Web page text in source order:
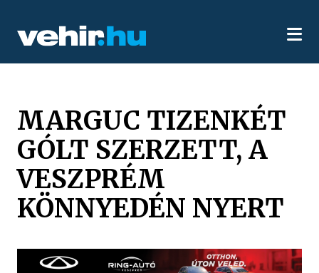
MARGUC TIZENKÉT
GÓLT SZERZETT, A
VESZPRÉM
KÖNNYEDÉN NYERT